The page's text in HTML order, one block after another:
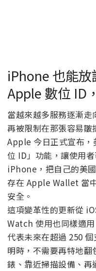
iPhone 也能
Apple 數位 ID
當越來越多服務逐漸
再被限制在那張容易皺
Apple 今日正式宣布，
位 ID」功能，讓使用
iPhone，把自己的美
存在 Apple Wallet 當
安全。
這項變革性的更新從
Watch 使用也同樣適
代表未來在超過 250
明時，不需要再特地
錶、靠近掃描設備、